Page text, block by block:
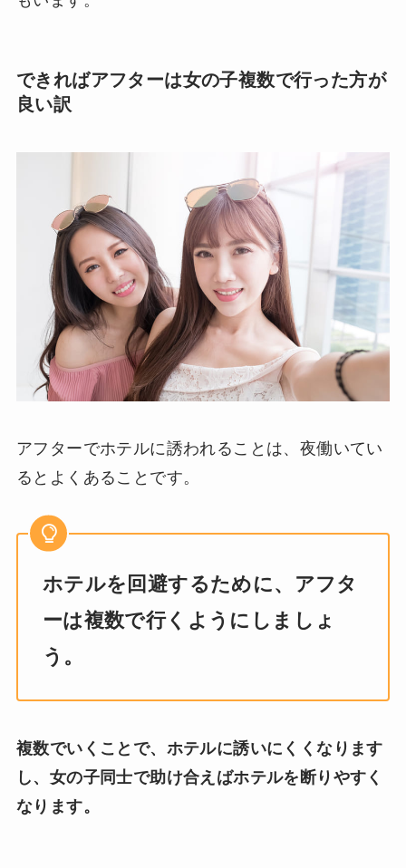
できればアフターは女の子複数で行った方が
良い訳
アフターでホテルに誘われることは、夜働いてい
るとよくあることです。
ホテルを回避するために、アフタ
ーは複数で行くようにしましょ
う。
複数でいくことで、ホテルに誘いにくくなります
し、女の子同士で助け合えばホテルを断りやすく
なります。